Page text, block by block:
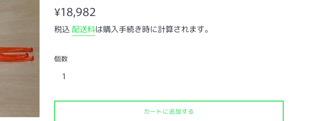
通
価
¥18,982
税込 配送料は購入手続き時に計算されます。
個数
カートに追加する